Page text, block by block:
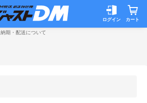
ログイン カート
納期・配送について